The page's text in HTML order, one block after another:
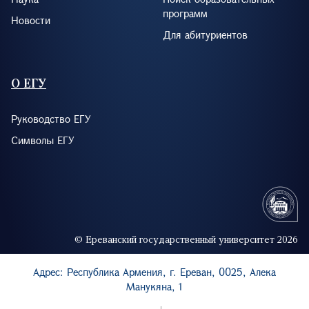
Новости
программ
Для абитуриентов
О ЕГУ
Руководство ЕГУ
Символы ЕГУ
© Ереванский государственный университет 2026
Адрес: Республика Армения, г. Ереван, 0025, Алека
Манукяна, 1